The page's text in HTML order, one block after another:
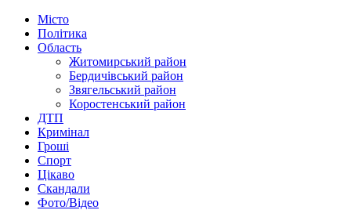
Місто
Політика
Область
Житомирський район
Бердичівський район
Звягельський район
Коростенський район
ДТП
Кримінал
Гроші
Спорт
Цікаво
Скандали
Фото/Відео